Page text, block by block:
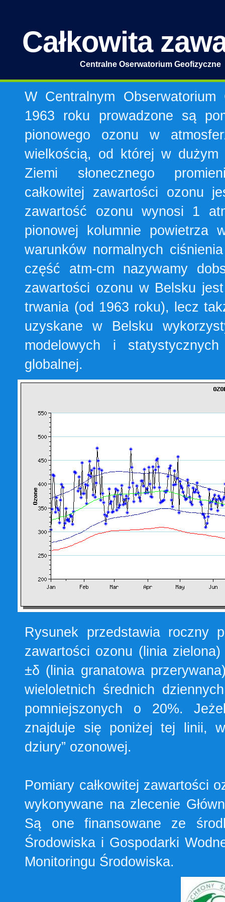
Całkowita
Centralne Oserwatorium Geofizyczne
W Centralnym
1963 roku prowadzone są
pionowego ozonu w
wielkością, od której w dużym
Ziemi słonecznego
całkowitej zawartości ozonu
zawartość ozonu wynosi 1
pionowej kolumnie powietrza
warunków normalnych
część atm-cm nazywamy
zawartości ozonu w Belsku
trwania (od 1963 roku), lecz
uzyskane w Belsku
modelowych i
globalnej.
Rysunek przedstawia roczny
zawartości ozonu (linia
±δ (linia granatowa
wieloletnich średnich
pomniejszonych o 20%.
znajduje się poniżej tej linii,
dziury” ozonowej.
Pomiary całkowitej zawartości
wykonywane na zlecenie
Są one finansowane ze
Środowiska i Gospodarki
Monitoringu Środowiska.